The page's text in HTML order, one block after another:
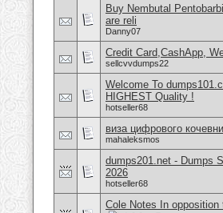
Buy Nembutal
are reli
Danny07
Credit Card,CashApp,
sellcvvdumps22
Welcome To
HIGHEST Quality !
hotseller68
виза цифрового
mahaleksmos
dumps201.net - Dumps
2026
hotseller68
Cole Notes In opposition